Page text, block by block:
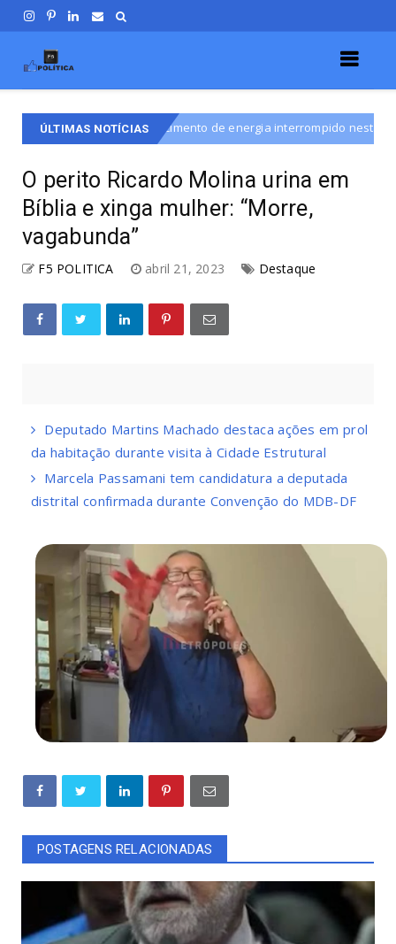
ÚLTIMAS NOTÍCIAS
o fornecimento de energia interrompido nesta quinta-feira (6)
O perito Ricardo Molina urina em
Bíblia e xinga mulher: “Morre,
vagabunda”
F5 POLITICA abril 21, 2023 Destaque
Deputado Martins Machado destaca ações em prol
da habitação durante visita à Cidade Estrutural
Marcela Passamani tem candidatura a deputada
distrital confirmada durante Convenção do MDB-DF
POSTAGENS RELACIONADAS